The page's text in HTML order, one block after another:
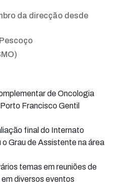
da direcção desde
de Oncologia
Francisco Gentil
final do Internato
Grau de Assistente na área
temas em reuniões de
diversos eventos